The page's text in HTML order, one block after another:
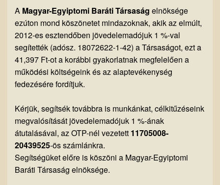
A Magyar-Egyiptomi Baráti Társaság elnöksége
ezúton mond köszönetet mindazoknak, akik az elmúlt,
2012-es esztendőben jövedelemadójuk 1 %-val
segítették (adósz. 18072622-1-42) a Társaságot, ezt a
41,397 Ft-ot a korábbi gyakorlatnak megfelelően a
működési költségeink és az alaptevékenység
fedezésére fordítjuk.
Kérjük, segítsék továbbra is munkánkat, célkitűzéseink
megvalósítását jövedelemadójuk 1 %-ának
átutalásával, az OTP-nél vezetett 11705008-
20439525-ös számlánkra.
Segítségüket előre is köszöni a Magyar-Egyiptomi
Baráti Társaság elnöksége.